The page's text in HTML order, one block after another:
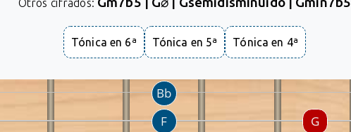
Otros cifrados:
Tónica en 6ª Tónica en 5ª Tónica en 4ª